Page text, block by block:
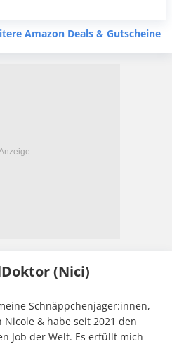
Amazon Deals & Gutscheine
(Nici)
Schnäppchenjäger:innen,
Nicole & habe seit 2021 den
Job der Welt. Es erfüllt mich